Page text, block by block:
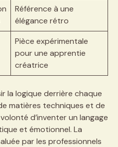
Référence à une
élégance rétro
Pièce expérimentale
pour une apprentie
créatrice
la logique derrière chaque
matières techniques et de
d’inventer un langage
et émotionnel. La
par les professionnels